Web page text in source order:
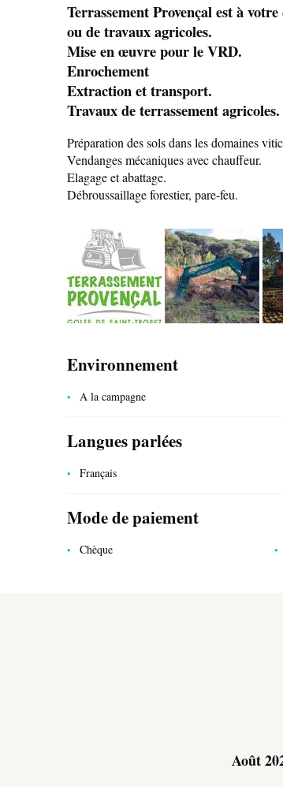
CÔTÉ NATURE
SERVICES PUBLICS
Terrassement Provençal est à
ou de travaux agricoles.
Mise en œuvre pour le VRD.
Enrochement
Extraction et transport.
Travaux de terrassement agricoles.
Préparation des sols dans les domaines
Vendanges mécaniques avec chauffeur.
Elagage et abattage.
Débroussaillage forestier, pare-feu.
Environnement
A la campagne
Langues parlées
Français
Mode de paiement
Chèque
Août